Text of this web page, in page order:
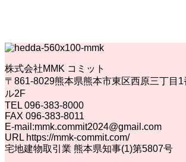
株式会社MMK コミット
〒861-8029熊本県熊本市東区西原三丁目
ル2F
TEL 096-383-8000
FAX 096-383-8011
E-mail:mmk.commit2024@gmail.com
URL https://mmk-commit.com/
宅地建物取引業 熊本県知事(1)第5807号